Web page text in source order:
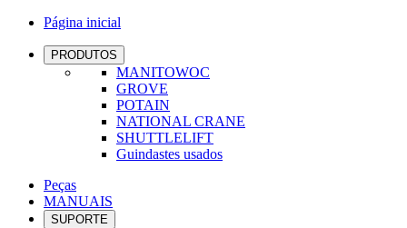
Página inicial
PRODUTOS
MANITOWOC
GROVE
POTAIN
NATIONAL CRANE
SHUTTLELIFT
Guindastes usados
Peças
MANUAIS
SUPORTE